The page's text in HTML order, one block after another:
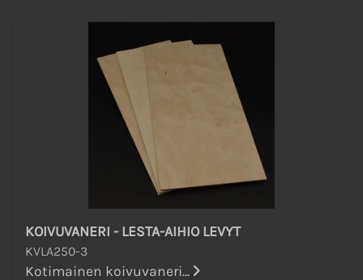
KOIVUVANERI - LESTA-AIHIO LEVYT
KVLA250-3
Kotimainen koivuvaneri...